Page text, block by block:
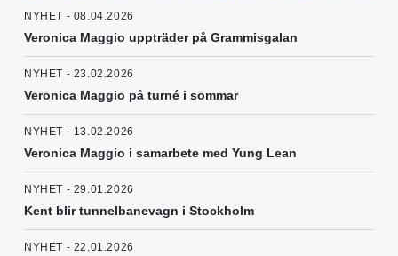
NYHET - 08.04.2026
Veronica Maggio uppträder på Grammisgalan
NYHET - 23.02.2026
Veronica Maggio på turné i sommar
NYHET - 13.02.2026
Veronica Maggio i samarbete med Yung Lean
NYHET - 29.01.2026
Kent blir tunnelbanevagn i Stockholm
NYHET - 22.01.2026